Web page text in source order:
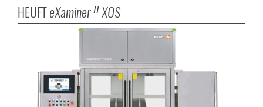
HEUFTeXaminer II XOS